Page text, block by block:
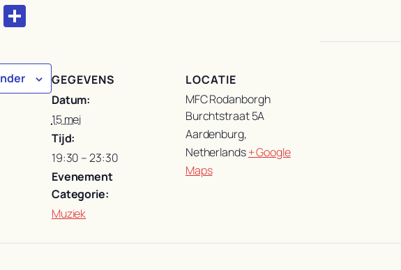
Email
GEGEVENS
Datum:
15 mei
Tijd:
19:30 – 23:30
Evenement
Categorie:
Muziek
LOCATIE
MFC Rodanborgh
Burchtstraat 5A
Aardenburg,
Netherlands+ Google
Maps